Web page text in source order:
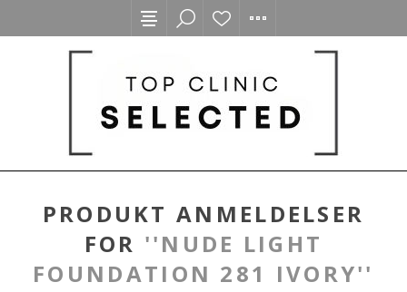
PRODUKT ANMELDELSER
FOR
NUDE LIGHT
FOUNDATION 281 IVORY